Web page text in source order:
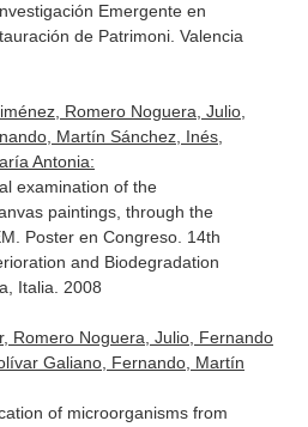
Emergente en
de Patrimoni. Valencia
Romero Noguera, Julio,
Martín Sánchez, Inés,
Antonia:
examination of the
paintings, through the
Poster en Congreso. 14th
and Biodegradation
Italia. 2008
Romero Noguera, Julio, Fernando
Galiano, Fernando, Martín
of microorganisms from